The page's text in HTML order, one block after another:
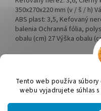
Tento web používa
webu vyjadrujete súhlas
350x270x220 mm (v / š / h)
ABS plast: 3,5, Kefovaný
balenia Ochranná fólia,
obalu (cm) 27 Výška obalu